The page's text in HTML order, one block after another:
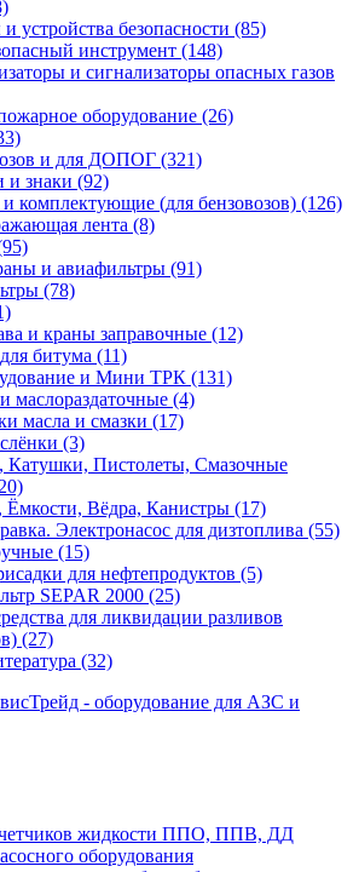
устройства безопасности (85)
инструмент (148)
и сигнализаторы опасных газов
оборудование (26)
и для ДОПОГ (321)
и знаки (92)
и комплектующие (для бензовозов) (126)
лента (8)
и авиафильтры (91)
(78)
и краны заправочные (12)
битума (11)
и Мини ТРК (131)
маслораздаточные (4)
масла и смазки (17)
(3)
Пистолеты, Смазочные
Ёмкости, Вёдра, Канистры (17)
Электронасос для дизтоплива (55)
(15)
для нефтепродуктов (5)
SEPAR 2000 (25)
для ликвидации разливов
(27)
(32)
жидкости ППО, ППВ, ДД
оборудования